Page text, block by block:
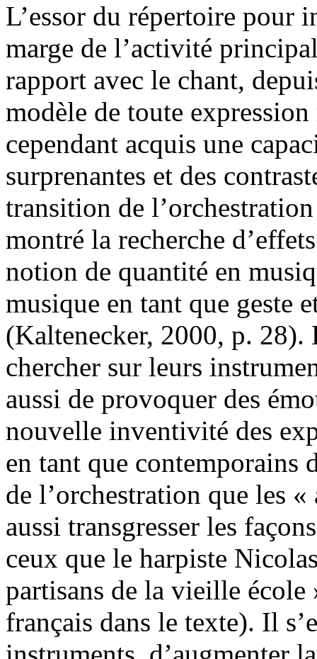
L’essor du répertoire pour
marge de l’activité
rapport avec le chant,
modèle de toute
cependant acquis une
surprenantes et des
transition de
montré la recherche
notion de quantité en
musique en tant que geste
(Kaltenecker, 2000, p. 28).
chercher sur leurs
aussi de provoquer des
nouvelle inventivité des
en tant que contemporains
de l’orchestration que les
aussi transgresser les
ceux que le harpiste
partisans de la vieille école
français dans le texte). Il